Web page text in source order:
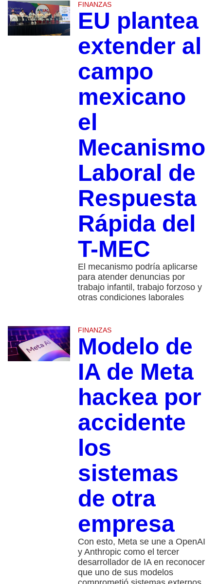
FINANZAS
EU plantea
extender al
campo
mexicano
el
Mecanismo
Laboral de
Respuesta
Rápida del
T-MEC
El mecanismo podría aplicarse
para atender denuncias por
trabajo infantil, trabajo forzoso y
otras condiciones laborales
FINANZAS
Modelo de
IA de Meta
hackea por
accidente
los
sistemas
de otra
empresa
Con esto, Meta se une a OpenAI
y Anthropic como el tercer
desarrollador de IA en reconocer
que uno de sus modelos